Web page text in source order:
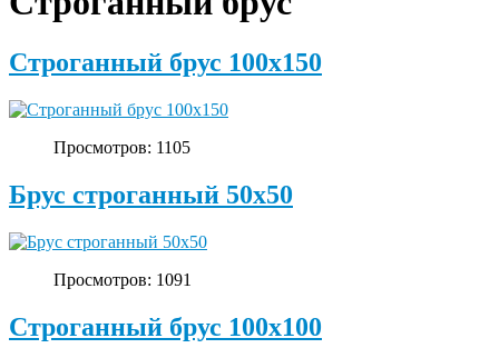
Строганный брус 100х150
Просмотров: 1105
Брус строганный 50х50
Просмотров: 1091
Строганный брус 100х100